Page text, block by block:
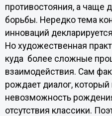
противостояния, а чаще
борьбы. Нередко тема
инноваций
Но художественная
куда более сложные
взаимодействия. Сам
рождает диалог,
невозможность
отсутствия классики.